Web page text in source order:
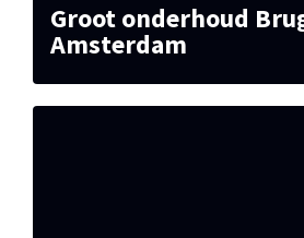
Groot onderhoud
Amsterdam